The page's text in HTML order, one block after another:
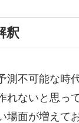
釈
測不可能な時
れないと思っ
場面が増えて